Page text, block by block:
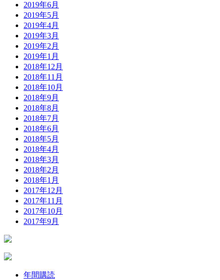
2019年6月
2019年5月
2019年4月
2019年3月
2019年2月
2019年1月
2018年12月
2018年11月
2018年10月
2018年9月
2018年8月
2018年7月
2018年6月
2018年5月
2018年4月
2018年3月
2018年2月
2018年1月
2017年12月
2017年11月
2017年10月
2017年9月
年間購読